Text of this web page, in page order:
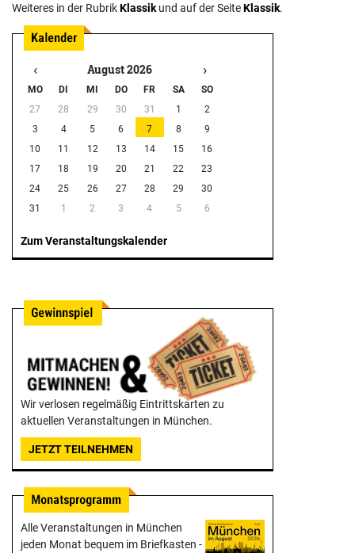
Weiteres in der RubrikKlassik und auf der SeiteKlassik.
‹ August 2026 ›
MO DI MI DO FR SA
SO
27
28 29 30 31 1
2
3
4 5 6 7 8
9
10
11 12 13 14 15
16
17
18 19 20 21 22
23
24
25 26 27 28 29
30
31
1 2 3 4 5 6
Zum Veranstaltungskalender
Wir verlosen regelmäßig Eintrittskarten zu
aktuellen Veranstaltungen in München.
JETZT TEILNEHMEN
Alle Veranstaltungen in München
jeden Monat bequem im Briefkasten -